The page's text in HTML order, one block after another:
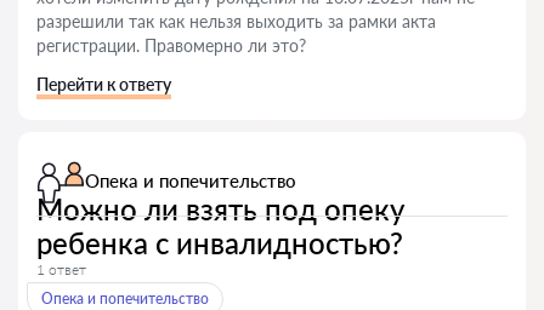
разрешили так как нельзя выходить за рамки акта
регистрации. Правомерно ли это?
Перейти к ответу
Опека и попечительство
Можно ли взять под опеку
ребенка с инвалидностью?
1 ответ
Опека и попечительство